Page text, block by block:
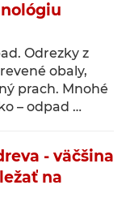
Odrezky z
obaly,
prach. Mnohé
– odpad …
- väčšina
na